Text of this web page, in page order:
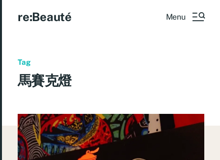
re:Beauté Menu
Tag
馬賽克燈